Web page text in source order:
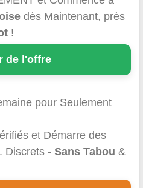
dès Maintenant, près
!
de l'offre
pour Seulement
et Démarre des
Discrets - Sans Tabou &